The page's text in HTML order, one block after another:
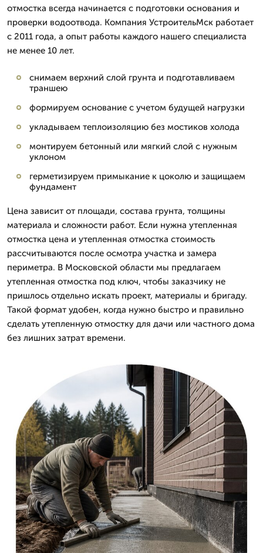
отмостка всегда начинается с подготовки основания и
проверки водоотвода. Компания УстроительМск работает
с 2011 года, а опыт работы каждого нашего специалиста
не менее 10 лет.
снимаем верхний слой грунта и подготавливаем
траншею
формируем основание с учетом будущей нагрузки
укладываем теплоизоляцию без мостиков холода
монтируем бетонный или мягкий слой с нужным
уклоном
герметизируем примыкание к цоколю и защищаем
фундамент
Цена зависит от площади, состава грунта, толщины
материала и сложности работ. Если нужна утепленная
отмостка цена и утепленная отмостка стоимость
рассчитываются после осмотра участка и замера
периметра. В Московской области мы предлагаем
утепленная отмостка под ключ, чтобы заказчику не
пришлось отдельно искать проект, материалы и бригаду.
Такой формат удобен, когда нужно быстро и правильно
сделать утепленную отмостку для дачи или частного дома
без лишних затрат времени.